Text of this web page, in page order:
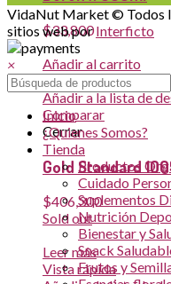
$33,800
Añadir al carrito
Vista rápida
Añadir a la lista de
Comparar
Cerrar
Gold Standard
$406,300
Sold out
Leer más
Vista rápida
VidaNut Market © Todos
sitios web porInterficto
×
Inicio
¿Quienes Somos?
Tienda
Productos
Cuidado
Suplementos
Nutrición
Bienestar y
Snack
Frutos y